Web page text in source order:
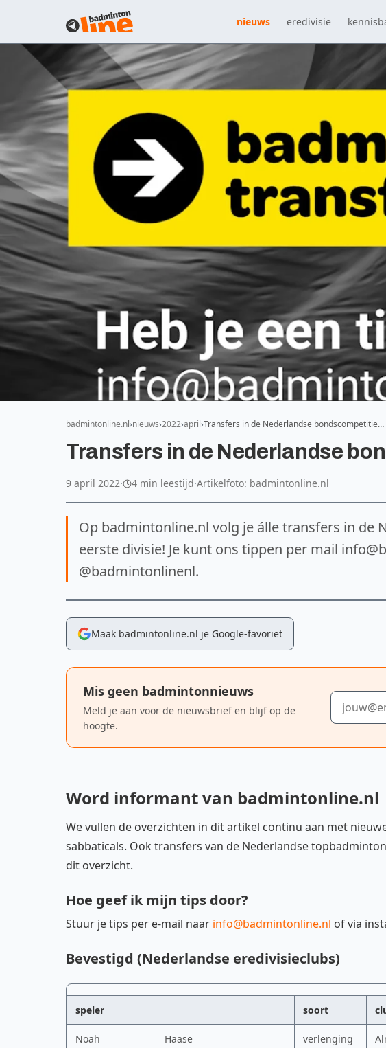
nieuws eredivisie
badmintonline.nl nieuws 2022 april Transfers in de Nederlandse bondscompetitie…
Transfers in de Nederlandse
9 april 2022· 4 min leestijd·Artikelfoto: badmintonline.nl
Op badmintonline.nl volg je álle transfers in de
eerste divisie! Je kunt ons tippen per mail
@badmintonlinenl.
Maak badmintonline.nl je Google-favoriet
Mis geen badmintonnieuws
Meld je aan voor de nieuwsbrief en blijf op de
hoogte.
E-mailadres
Word informant van badmintonline.nl
We vullen de overzichten in dit artikel continu aan met
sabbaticals. Ook transfers van de Nederlandse
dit overzicht.
Hoe geef ik mijn tips door?
Stuur je tips per e-mail naar info@badmintonline.nl of via
Bevestigd (Nederlandse eredivisieclubs)
speler soort
Noah Haase verlenging